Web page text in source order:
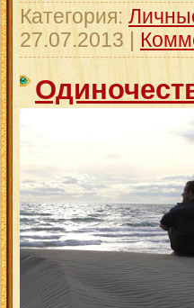
Категория:
27.07.2013